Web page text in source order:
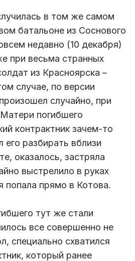
в том же самом
батальоне из Соснового
недавно (10 декабря)
при весьма странных
из Красноярска –
случае, по версии
случайно, при
погибшего
контрактник зачем-то
его разбирать вблизи
оказалось, застряла
выстрелило в руках
попала прямо в Котова.
тут же стали
все совершенно не
специально схватился
который ранее